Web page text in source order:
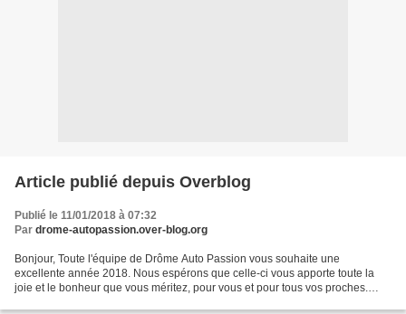
Article publié depuis Overblog
Publié le 11/01/2018 à 07:32
Par drome-autopassion.over-blog.org
Bonjour, Toute l'équipe de Drôme Auto Passion vous souhaite une
excellente année 2018. Nous espérons que celle-ci vous apporte toute la
joie et le bonheur que vous méritez, pour vous et pour tous vos proches.